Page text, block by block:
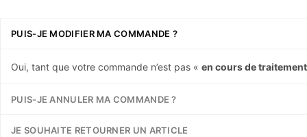
PUIS-JE MODIFIER MA COMMANDE ?
Oui, tant que votre commande n’est pas « en cours de
PUIS-JE ANNULER MA COMMANDE ?
JE SOUHAITE RETOURNER UN ARTICLE